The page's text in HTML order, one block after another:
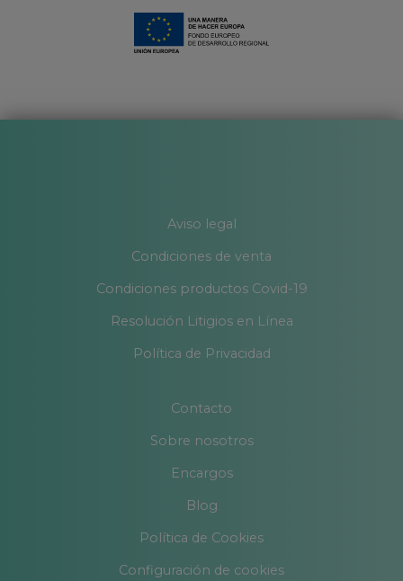
Aviso legal
Condiciones de venta
Condiciones productos Covid-19
Resolución Litigios en Línea
Política de Privacidad
Contacto
Sobre nosotros
Encargos
Blog
Política de Cookies
Configuración de cookies